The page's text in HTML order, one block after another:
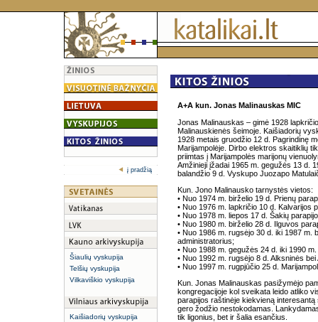
į pradžią
Šiaulių vyskupija
Telšių vyskupija
Vilkaviškio vyskupija
Kaišiadorių vyskupija
A+A kun. Jonas Malinauskas MIC
Jonas Malinauskas – gimė 1928
Malinauskienės šeimoje. Kaišiadorių
1928 metais gruodžio 12 d. Pagrindinę
Marijampolėje. Dirbo elektros skaitiklių
priimtas į Marijampolės marijonų
Amžinieji įžadai 1965 m. gegužės 13 d.
balandžio 9 d. Vyskupo Juozapo
Kun. Jono Malinausko tarnystės vietos:
• Nuo 1974 m. birželio 19 d. Prienų
• Nuo 1976 m. lapkričio 10 d. Kalvarijos
• Nuo 1978 m. liepos 17 d. Šakių
• Nuo 1980 m. birželio 28 d. Ilguvos
• Nuo 1986 m. rugsėjo 30 d. iki 1987 m.
administratorius;
• Nuo 1988 m. gegužės 24 d. iki 1990
• Nuo 1992 m. rugsėjo 8 d. Alksninės
• Nuo 1997 m. rugpjūčio 25 d.
Kun. Jonas Malinauskas pasižymėjo
kongregacijoje kol sveikata leido atliko
parapijos raštinėje kiekvieną
gero žodžio nestokodamas.
tik ligonius, bet ir šalia esančius.